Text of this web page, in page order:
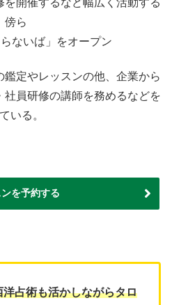
傍ら
ないば」をオープン
定やレッスンの他、企業から
員研修の講師を務めるなどを
いる。
を予約する
洋占術も活かしながらタロ